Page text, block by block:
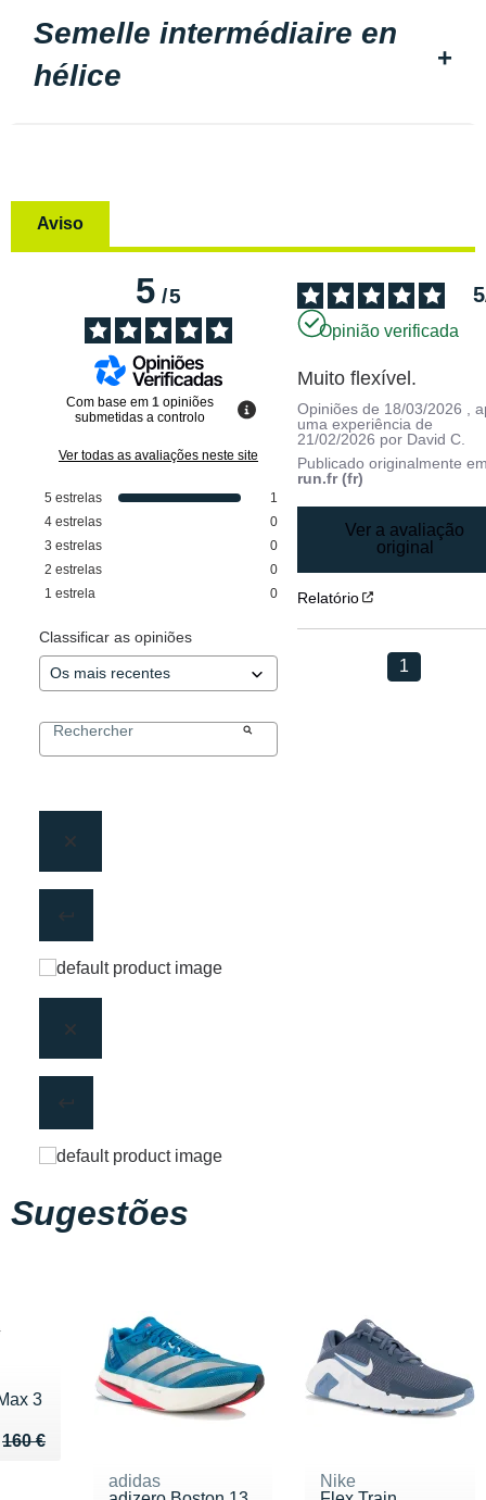
Semelle intermédiaire en
hélice
Aviso
5/5
Com base em 1 opiniões
submetidas a controlo
Ver todas as avaliações neste site
5 estrelas
1
4 estrelas
0
3 estrelas
0
2 estrelas
0
1 estrela 0
Classificar as opiniões
5
Opinião verificada
Muito flexível.
Opiniões de 18/03/2026
,
uma experiência de
21/02/2026 por David C.
Publicado originalmente
run.fr (fr)
Ver a avaliação
original
Relatório
1
Sugestões
3
160 €160 €
€
adidas
Nike